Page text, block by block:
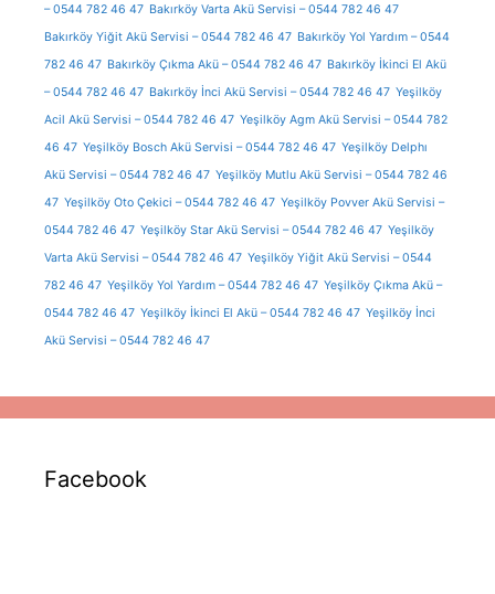
– 0544 782 46 47 Bakırköy Varta Akü Servisi – 0544 782 46 47
Bakırköy Yiğit Akü Servisi – 0544 782 46 47 Bakırköy Yol Yardım – 0544
782 46 47 Bakırköy Çıkma Akü – 0544 782 46 47 Bakırköy İkinci El Akü
– 0544 782 46 47 Bakırköy İnci Akü Servisi – 0544 782 46 47 Yeşilköy
Acil Akü Servisi – 0544 782 46 47 Yeşilköy Agm Akü Servisi – 0544 782
46 47 Yeşilköy Bosch Akü Servisi – 0544 782 46 47 Yeşilköy Delphı
Akü Servisi – 0544 782 46 47 Yeşilköy Mutlu Akü Servisi – 0544 782 46
47 Yeşilköy Oto Çekici – 0544 782 46 47 Yeşilköy Povver Akü Servisi –
0544 782 46 47 Yeşilköy Star Akü Servisi – 0544 782 46 47 Yeşilköy
Varta Akü Servisi – 0544 782 46 47 Yeşilköy Yiğit Akü Servisi – 0544
782 46 47 Yeşilköy Yol Yardım – 0544 782 46 47 Yeşilköy Çıkma Akü –
0544 782 46 47 Yeşilköy İkinci El Akü – 0544 782 46 47 Yeşilköy İnci
Akü Servisi – 0544 782 46 47
Facebook